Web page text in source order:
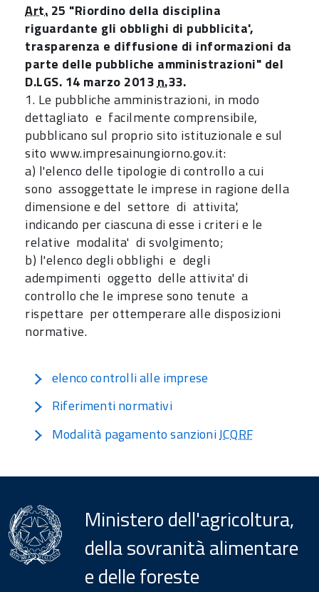
Art. 25 "Riordino della disciplina
riguardante gli obblighi di pubblicita',
trasparenza e diffusione di informazioni da
parte delle pubbliche amministrazioni" del
D.LGS. 14 marzo 2013n.33.
1. Le pubbliche amministrazioni, in modo
dettagliato e facilmente comprensibile,
pubblicano sul proprio sito istituzionale e sul
sito www.impresainungiorno.gov.it:
a) l'elenco delle tipologie di controllo a cui
sono assoggettate le imprese in ragione della
dimensione e del settore di attivita',
indicando per ciascuna di esse i criteri e le
relative modalita' di svolgimento;
b) l'elenco degli obblighi e degli
adempimenti oggetto delle attivita' di
controllo che le imprese sono tenute a
rispettare per ottemperare alle disposizioni
normative.
elenco controlli alle imprese
Riferimenti normativi
Modalità pagamento sanzioniICQRF
Ministero dell'agricoltura,
della sovranità alimentare
e delle foreste